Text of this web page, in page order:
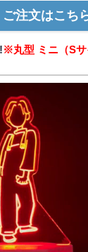
ご注文はこち
※丸型 ミニ（S